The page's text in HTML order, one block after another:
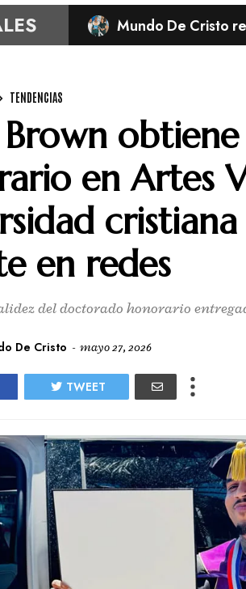
Mundo De Cristo
Imágenes virales
Según la Biblia;
TobyMac de
TENDENCIAS
Brown
en Artes
en redes
del doctorado honorario
De Cristo - mayo 27, 2026
TWEET